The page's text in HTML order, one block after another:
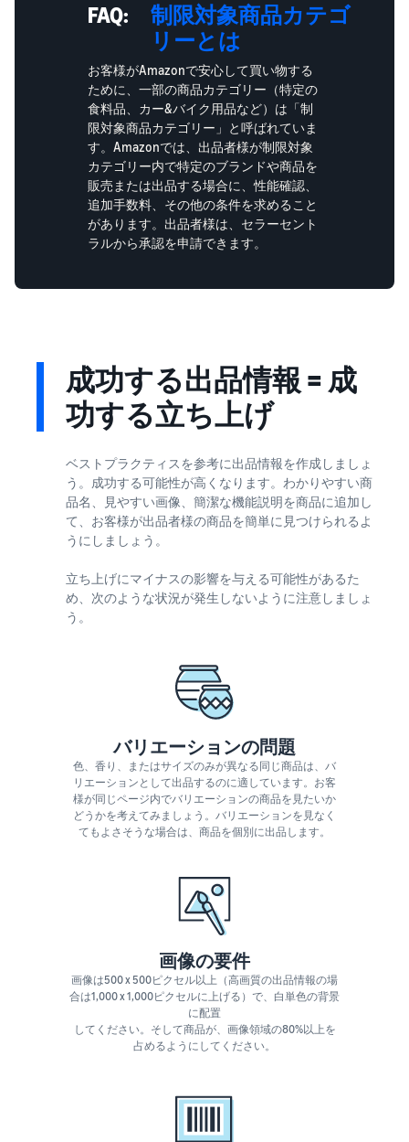
FAQ:
制限対象商品カテゴ
リーとは
お客様がAmazonで安心して買い物する
ために、一部の商品カテゴリー（特定の
食料品、カー&バイク用品など）は「制
限対象商品カテゴリー」と呼ばれていま
す。Amazonでは、出品者様が制限対象
カテゴリー内で特定のブランドや商品を
販売または出品する場合に、性能確認、
追加手数料、その他の条件を求めること
があります。出品者様は、セラーセント
ラルから承認を申請できます。
成功する出品情報 = 成
功する立ち上げ
ベストプラクティスを参考に出品情報を作成しましょ
う。成功する可能性が高くなります。わかりやすい商
品名、見やすい画像、簡潔な機能説明を商品に追加し
て、お客様が出品者様の商品を簡単に見つけられるよ
うにしましょう。
立ち上げにマイナスの影響を与える可能性があるた
め、次のような状況が発生しないように注意しましょ
う。
バリエーションの問題
色、香り、またはサイズのみが異なる同じ商品は、バ
リエーションとして出品するのに適しています。お客
様が同じページ内でバリエーションの商品を見たいか
どうかを考えてみましょう。バリエーションを見なく
てもよさそうな場合は、商品を個別に出品します。
画像の要件
画像は500 x 500ピクセル以上（高画質の出品情報の場
合は1,000 x 1,000ピクセルに上げる）で、白単色の背景
に配置
してください。そして商品が、画像領域の80%以上を
占めるようにしてください。